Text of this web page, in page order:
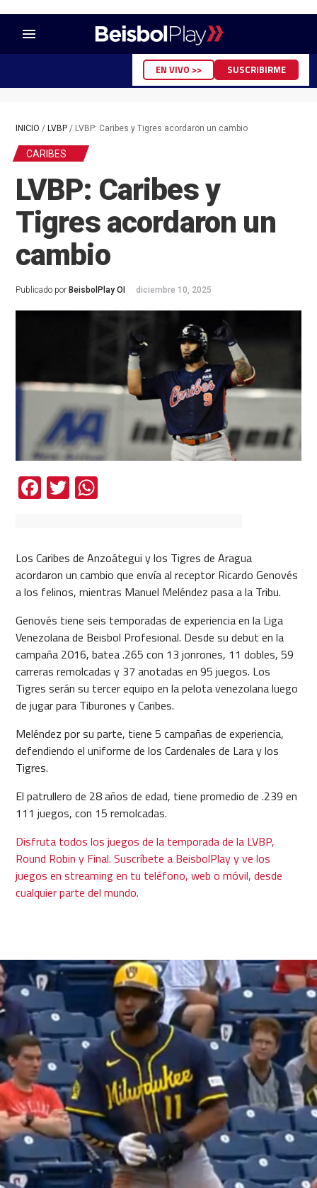
menu
EN VIVO >> SUSCRIBIRME
INICIO / LVBP/ LVBP: Caribes y Tigres acordaron un cambio
CARIBES
LVBP: Caribes y
Tigres acordaron un
cambio
Publicado por BeisbolPlay OI diciembre 10, 2025
Facebook
TwitterWhatsApp
Los Caribes de Anzoátegui y los Tigres de Aragua
acordaron un cambio que envía al receptor Ricardo Genovés
a los felinos, mientras Manuel Meléndez pasa a la Tribu.
Genovés tiene seis temporadas de experiencia en la Liga
Venezolana de Beisbol Profesional. Desde su debut en la
campaña 2016, batea .265 con 13 jonrones, 11 dobles, 59
carreras remolcadas y 37 anotadas en 95 juegos. Los
Tigres serán su tercer equipo en la pelota venezolana luego
de jugar para Tiburones y Caribes.
Meléndez por su parte, tiene 5 campañas de experiencia,
defendiendo el uniforme de los Cardenales de Lara y los
Tigres.
El patrullero de 28 años de edad, tiene promedio de .239 en
111 juegos, con 15 remolcadas.
Disfruta todos los juegos de la temporada de la LVBP,
Round Robin y Final. Suscríbete a BeisbolPlay y ve los
juegos en streaming en tu teléfono, web o móvil, desde
cualquier parte del mundo.